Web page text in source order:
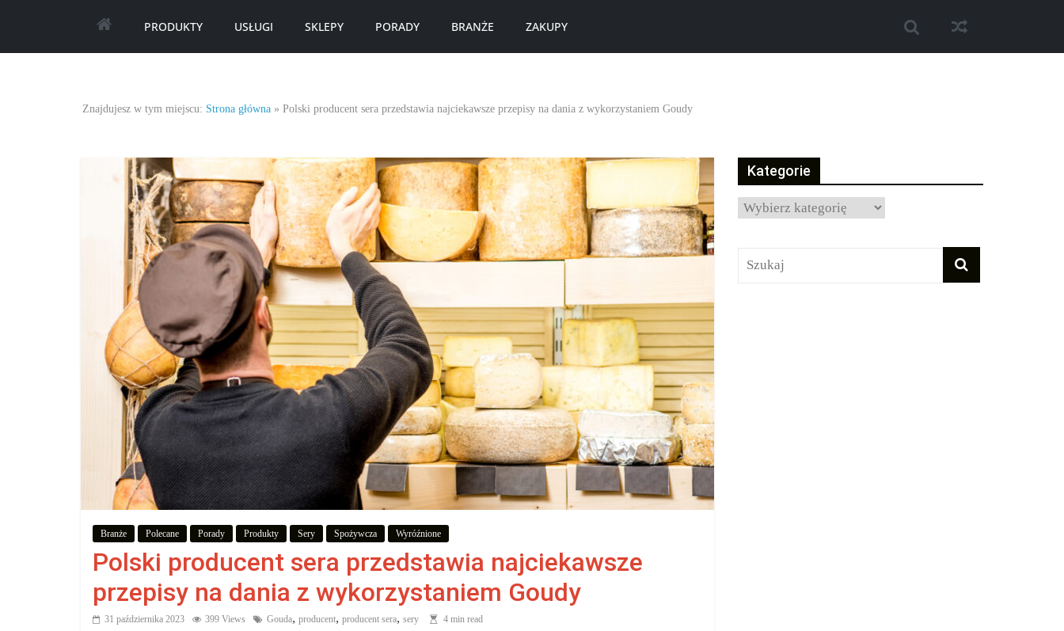
content
PRODUKTY USŁUGI SKLEPY PORADY BRANŻE ZAKUPY
Najlepsze
oraz
promocje.
Porady
dotyczące
zakupów,
aby
wiedzieć,
co
kupić.
Poznaj
kupić,
jak
Znajdujesz w tym miejscu: Strona główna » Polski producent sera przedstawia najciekawsze przepisy na dania z wykorzystaniem Goudy
Branże Polecane Porady Produkty Sery Spożywcza Wyróźnione
Polski producent sera przedstawia najciekawsze
przepisy na dania z wykorzystaniem Goudy
31 października 2023 399 Views Gouda, producent, producent sera, sery 4 min read
Kategorie
Kategorie